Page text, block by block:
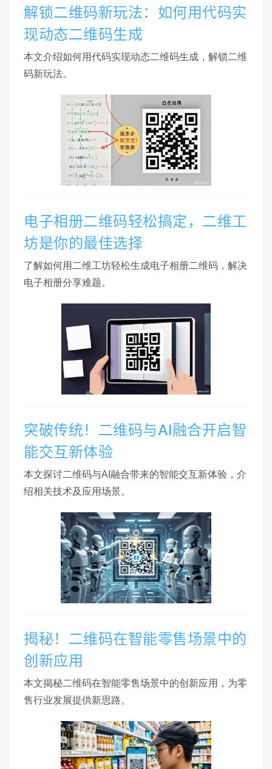
解锁二维码新玩法：如何用代码实
现动态二维码生成
本文介绍如何用代码实现动态二维码生成，解锁二维
码新玩法。
电子相册二维码轻松搞定，二维工
坊是你的最佳选择
了解如何用二维工坊轻松生成电子相册二维码，解决
电子相册分享难题。
突破传统！二维码与AI融合开启智
能交互新体验
本文探讨二维码与AI融合带来的智能交互新体验，介
绍相关技术及应用场景。
揭秘！二维码在智能零售场景中的
创新应用
本文揭秘二维码在智能零售场景中的创新应用，为零
售行业发展提供新思路。